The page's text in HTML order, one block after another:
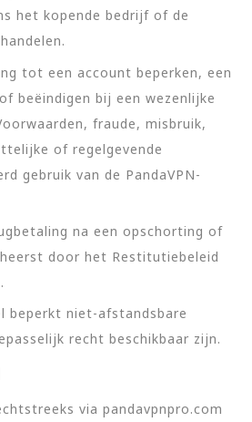
het kopende bedrijf of de
tot een account beperken, een
beëindigen bij een wezenlijke
fraude, misbruik,
of regelgevende
gebruik van de PandaVPN-
na een opschorting of
door het Restitutiebeleid
beperkt niet-afstandsbare
recht beschikbaar zijn.
via pandavpnpro.com